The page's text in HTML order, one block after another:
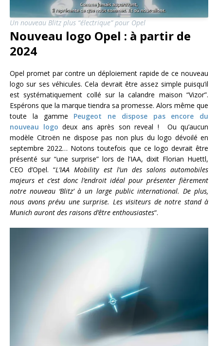
Un nouveau Blitz plus “électrique” pour Opel
Nouveau logo Opel : à partir de
2024
Opel promet par contre un déploiement rapide de ce nouveau
logo sur ses véhicules. Cela devrait être assez simple puisqu’il
est systématiquement collé sur la calandre maison “Vizor”.
Espérons que la marque tiendra sa promesse. Alors même que
toute la gamme Peugeot ne dispose pas encore du
nouveau logo deux ans après son reveal ! Ou qu’aucun
modèle Citroën ne dispose pas non plus du logo dévoilé en
septembre 2022… Notons toutefois que ce logo devrait être
présenté sur “une surprise” lors de l’IAA, dixit Florian Huettl,
CEO d’Opel. “L’IAA Mobility est l’un des salons automobiles
majeurs et c’est donc l’endroit idéal pour présenter fièrement
notre nouveau ‘Blitz’ à un large public international. De plus,
nous avons prévu une surprise. Les visiteurs de notre stand à
Munich auront des raisons d’être enthousiastes“.